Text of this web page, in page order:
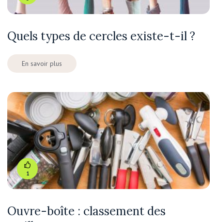
Quels types de cercles existe-t-il ?
En savoir plus
1
Ouvre-boîte : classement des